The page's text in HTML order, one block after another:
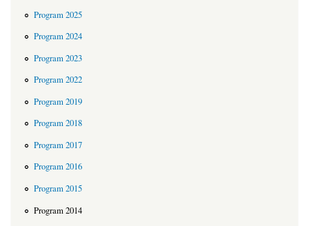
Program 2025
Program 2024
Program 2023
Program 2022
Program 2019
Program 2018
Program 2017
Program 2016
Program 2015
Program 2014